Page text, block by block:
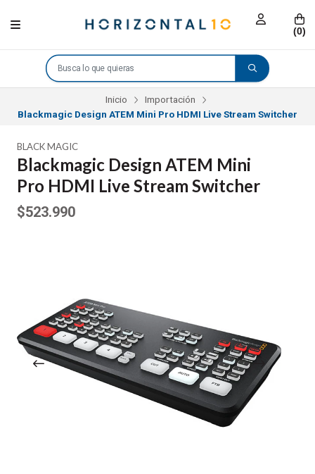
(0)
Inicio
Importación
Blackmagic Design ATEM Mini Pro HDMI Live Stream Switcher
BLACK MAGIC
Blackmagic Design ATEM Mini
Pro HDMI Live Stream Switcher
$523.990